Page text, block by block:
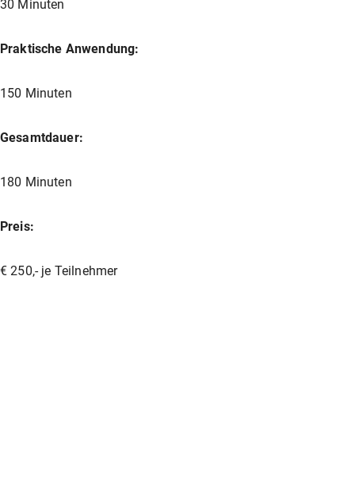
30 Minuten
Praktische Anwendung:
150 Minuten
Gesamtdauer:
180 Minuten
Preis:
€ 250,- je Teilnehmer